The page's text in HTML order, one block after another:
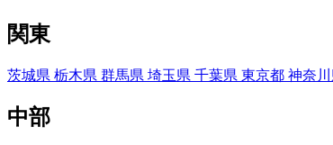
関東
茨城県 栃木県 群馬県 埼玉県 千葉県 東京都 神奈
中部